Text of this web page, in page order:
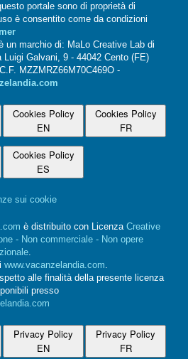
portale sono di proprietà di
è consentito come da condizioni
un marchio di: MaLo Creative Lab di
Luigi Galvani, 9 - 44042 Cento (FE)
MZZMRZ66M70C469O -
Cookies Policy
EN
Cookies Policy
FR
Cookies Policy
ES
sui cookie
è distribuito con Licenza Creative
- Non commerciale - Non opere
.
www.vacanzelandia.com.
alle finalità della presente licenza
presso
Privacy Policy
EN
Privacy Policy
FR